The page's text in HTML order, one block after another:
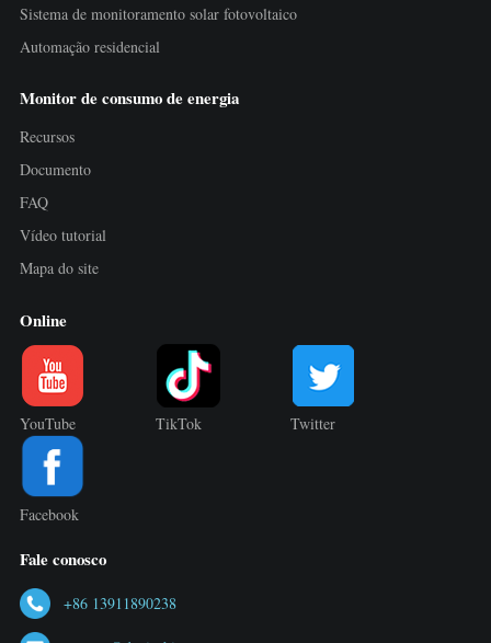
Sistema de monitoramento solar fotovoltaico
Automação residencial
Monitor de consumo de energia
Recursos
Documento
FAQ
Vídeo tutorial
Mapa do site
Online
YouTube TikTok Twitter
Facebook
Fale conosco
+86 13911890238